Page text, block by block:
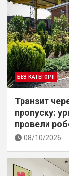
БЕЗ КАТЕГОРІЇ
Транзит
пропуску:
провели
08/10/2026